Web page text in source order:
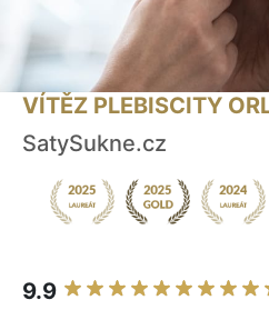
VÍTĚZ PLEBISCITY
SatySukne.cz
9.9